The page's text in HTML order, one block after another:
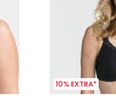
10% EXTRA*